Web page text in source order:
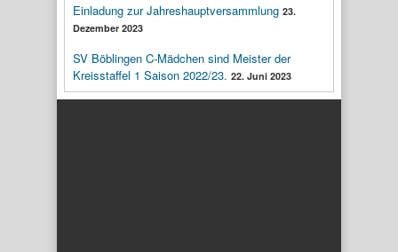
Einladung zur Jahreshauptversammlung 23.
Dezember 2023
SV Böblingen C-Mädchen sind Meister der
Kreisstaffel 1 Saison 2022/23. 22. Juni 2023